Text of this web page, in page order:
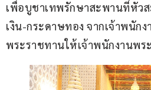
เพื่อบูชาเทพรักษาสะพานที่หัว
เงิน-กระดาษทอง จากเจ้าพนัก
พระราชทานให้เจ้าพนักงานพร